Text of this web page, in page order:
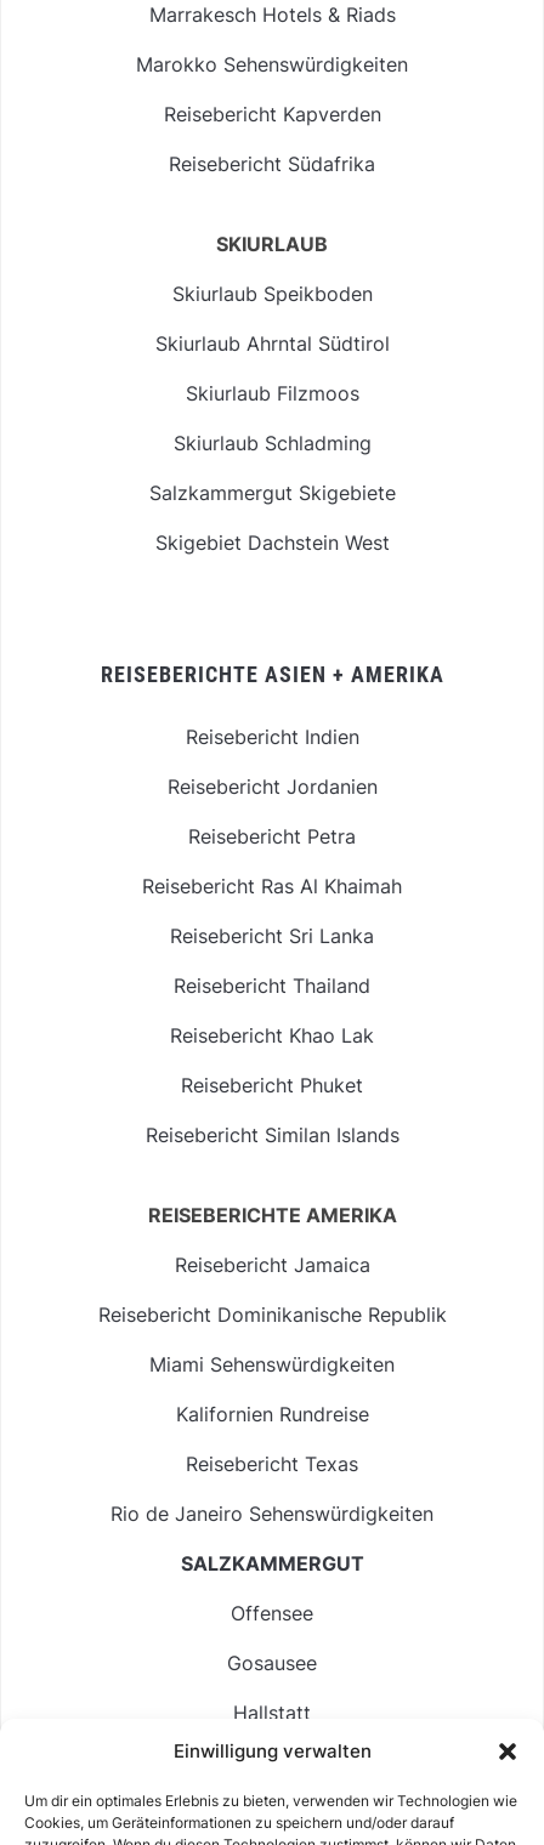
Einwilligung verwalten
Um dir ein optimales Erlebnis zu bieten, verwenden wir Technologien wie
Cookies, um Geräteinformationen zu speichern und/oder darauf
Marrakesch Hotels & Riads
Marokko Sehenswürdigkeiten
Reisebericht Kapverden
Reisebericht Südafrika
SKIURLAUB
Skiurlaub Speikboden
Skiurlaub Ahrntal Südtirol
Skiurlaub Filzmoos
Skiurlaub Schladming
Salzkammergut Skigebiete
Skigebiet Dachstein West
REISEBERICHTE ASIEN + AMERIKA
Reisebericht Indien
Reisebericht Jordanien
Reisebericht Petra
Reisebericht Ras Al Khaimah
Reisebericht Sri Lanka
Reisebericht Thailand
Reisebericht Khao Lak
Reisebericht Phuket
Reisebericht Similan Islands
REISEBERICHTE AMERIKA
Reisebericht Jamaica
Reisebericht Dominikanische Republik
Miami Sehenswürdigkeiten
Kalifornien Rundreise
Reisebericht Texas
Rio de Janeiro Sehenswürdigkeiten
SALZKAMMERGUT
Offensee
Gosausee
Hallstatt
Langbathsee
Altausseer See